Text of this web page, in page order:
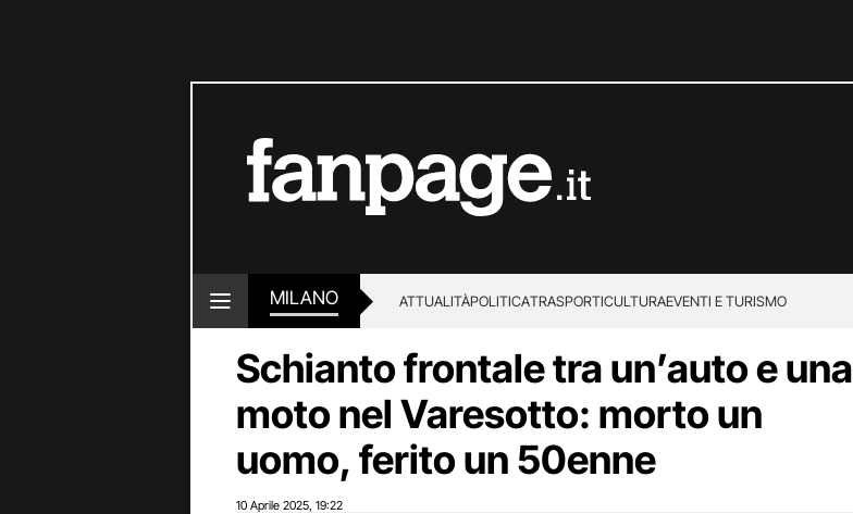
MILANO ATTUALITÀPOLITICATRASPORTICULTURAEVENTI E TURISMO
Schianto frontale tra un’auto e una
moto nel Varesotto: morto un
uomo, ferito un 50enne
10 Aprile 2025 19:22